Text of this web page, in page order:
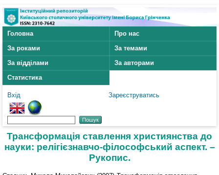
Головна
Про нас
За роками
За темами
За відділами
За авторами
Статистика
Вхід Зареєструватись
Трансформація ставлення християнства до
науки: релігієзнавчо-філософський аспект. –
Рукопис.